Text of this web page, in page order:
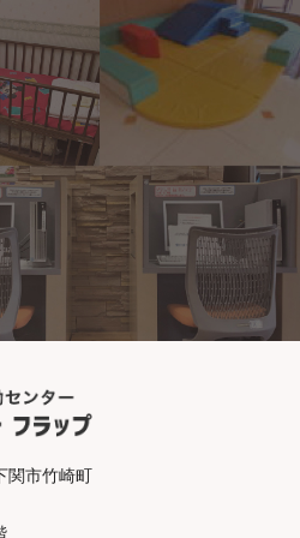
関市竹崎町